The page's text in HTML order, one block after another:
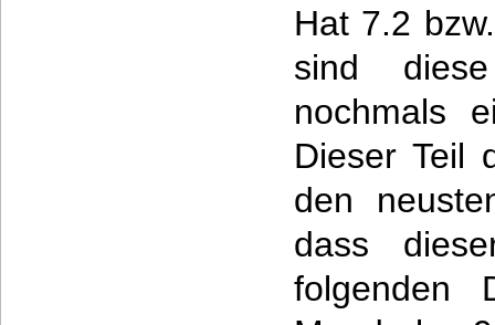
Hat 7.2
sind
nochmals
Dieser Teil
den
dass
folgenden